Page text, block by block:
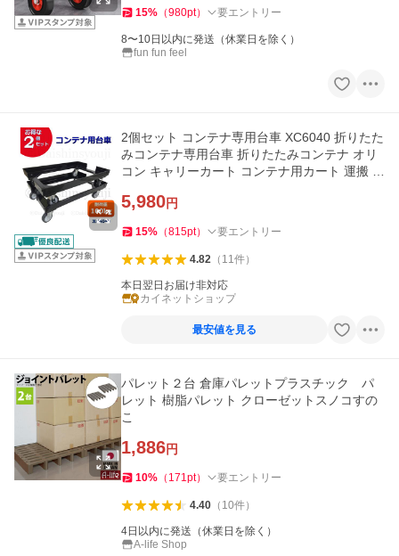
15% （980pt） 要エントリー
8〜10日以内に発送（休業日を除く）
fun fun feel
2個セット コンテナ専用台車 XC6040 折りたた
みコンテナ専用台車 折りたたみコンテナ オリ
コン キャリーカート コンテナ用カート 運搬 台
5,980円
15% （815pt） 要エントリー
4.82（ 11件）
本日翌日お届け非対応
カイネットショップ
最安値を見る
パレット２台 倉庫パレットプラスチック パ
レット 樹脂パレット クローゼットスノコすの
こ
1,886円
10% （ 171pt） 要エントリー
4.40（ 10件）
4日以内に発送（休業日を除く）
A-life Shop